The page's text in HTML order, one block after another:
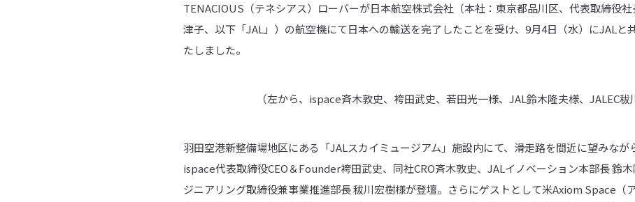
TENACIOUS（テネシアス）ローバーが日本航空株式会社（本社：東京都品川区、代表取締役社
津子、以下「JAL」）の航空機にて日本への輸送を完了したことを受け、9月4日（水）にJALと
たしました。
（左から、ispace斉木敦史、袴田武史、若田光一様、JAL鈴木隆夫様、JALEC秡
羽田空港新整備場地区にある「JALスカイミュージアム」施設内にて、滑走路を間近に望みなが
ispace代表取締役CEO＆Founder袴田武史、同社CRO斉木敦史、JALイノベーション本部長 鈴
ジニアリング取締役兼事業推進部長 秡川宏樹様が登壇。さらにゲストとして米Axiom Space（